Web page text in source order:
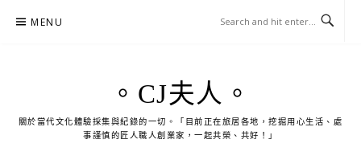
MENU
。CJ夫人。
關於當代文化體驗採集與紀錄的一切。「目前正在旅居各地，挖掘用心生活、處
事謹慎的匠人職人創業家，一起共榮、共好！」